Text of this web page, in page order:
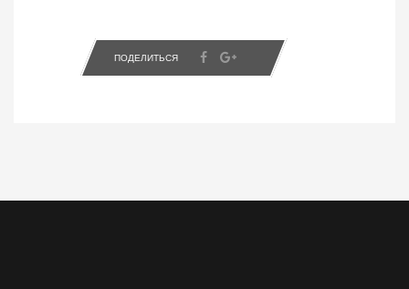
ПОДЕЛИТЬСЯ